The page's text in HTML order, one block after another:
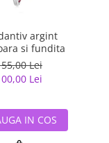
argint
si fundita
Lei
Lei
IN COS